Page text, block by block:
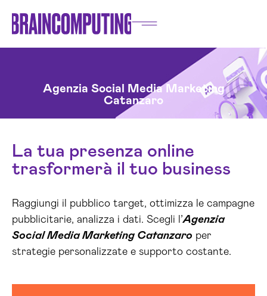
Agenzia Social Media Marketing
Catanzaro
La tua presenza online
trasformerà il tuo business
Raggiungi il pubblico target, ottimizza le campagne
pubblicitarie, analizza i dati. Scegli l’Agenzia
Social Media Marketing Catanzaro per
strategie personalizzate e supporto costante.